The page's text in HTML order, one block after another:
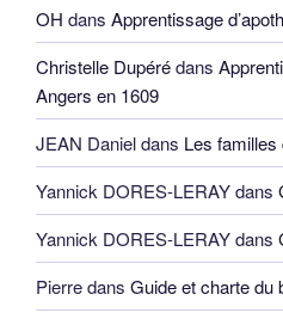
OH dans Apprentissage
Christelle Dupérédans
Angers en 1609
JEAN Danieldans Les familles
Yannick DORES-LERAYdans
Yannick DORES-LERAYdans
Pierredans Guide et charte du